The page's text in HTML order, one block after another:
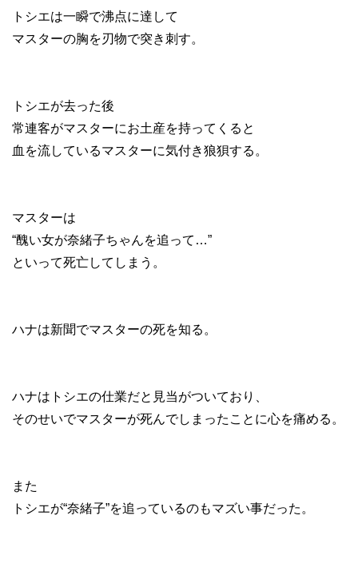
トシエは一瞬で沸点に達して
マスターの胸を刃物で突き刺す。
トシエが去った後
常連客がマスターにお土産を持ってくると
血を流しているマスターに気付き狼狽する。
マスターは
“醜い女が奈緒子ちゃんを追って…”
といって死亡してしまう。
ハナは新聞でマスターの死を知る。
ハナはトシエの仕業だと見当がついており、
そのせいでマスターが死んでしまったことに心を痛める。
また
トシエが“奈緒子”を追っているのもマズい事だった。